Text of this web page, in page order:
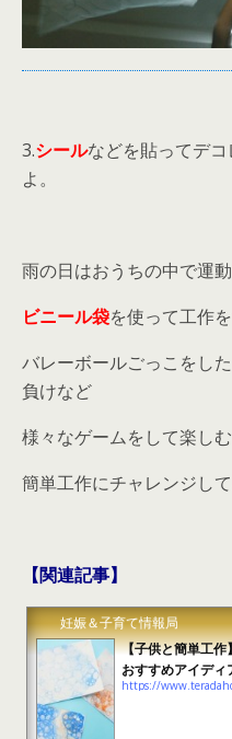
3.シールなどを貼ってデ
よ。
雨の日はおうちの中で運動
ビニール袋を使って工作を
バレーボールごっこをし
負けなど
様々なゲームをして楽し
簡単工作にチャレンジして
【関連記事】
妊娠＆子育て情報局
【子供と簡単工作
おすすめアイディ